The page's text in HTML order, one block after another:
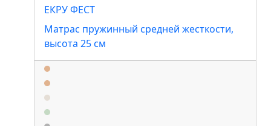
ЕКРУ ФЕСТ
Матрас пружинный средней жесткости,
высота 25 см